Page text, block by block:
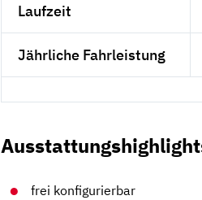
Laufzeit
Jährliche Fahrleistung
frei konfigurierbar